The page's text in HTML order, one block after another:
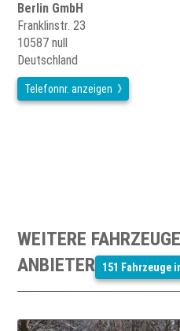
Berlin GmbH
Franklinstr. 23
10587 null
Deutschland
Telefonnr. anzeigen
WEITERE
ANBIETER 151 Fahrzeuge